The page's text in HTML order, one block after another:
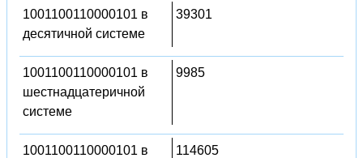
1001100110000101 в
десятичной системе
39301
1001100110000101 в
шестнадцатеричной
системе
9985
1001100110000101 в
114605